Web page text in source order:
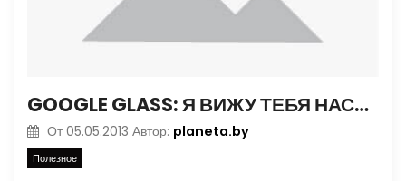
GOOGLE GLASS: Я ВИЖУ ТЕБЯ НАСКВОЗЬ
От 05.05.2013 Автор: planeta.by
Полезное